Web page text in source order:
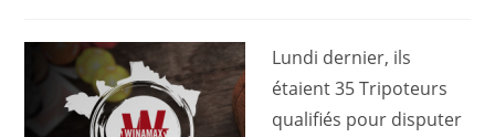
Lundi dernier, ils
étaient 35 Tripoteurs
qualifiés pour disputer